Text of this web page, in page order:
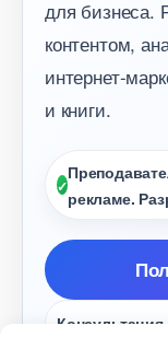
для бизнеса.
контентом,
интернет-
и книги.
рекламе.